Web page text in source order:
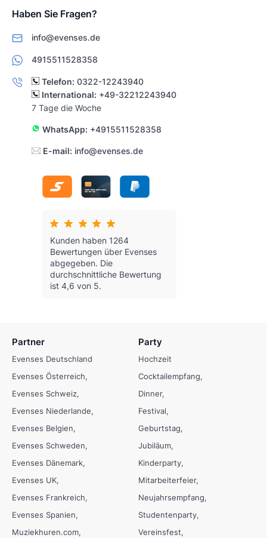
Haben Sie Fragen?
info@evenses.de
4915511528358
Telefon: 0322-12243940
International: +49-32212243940
7 Tage die Woche
WhatsApp: +4915511528358
E-mail: info@evenses.de
Kunden haben 1264
Bewertungen über Evenses
abgegeben. Die
durchschnittliche Bewertung
ist 4,6 von 5.
Partner
Evenses Deutschland
Evenses Österreich
Evenses Schweiz
Evenses Niederlande
Evenses Belgien
Evenses Schweden
Evenses Dänemark
Evenses UK
Evenses Frankreich
Evenses Spanien
Muziekhuren.com
Party
Hochzeit
Cocktailempfang
Dinner
Festival
Geburtstag
Jubiläum
Kinderparty
Mitarbeiterfeier
Neujahrsempfang
Studentenparty
Vereinsfest